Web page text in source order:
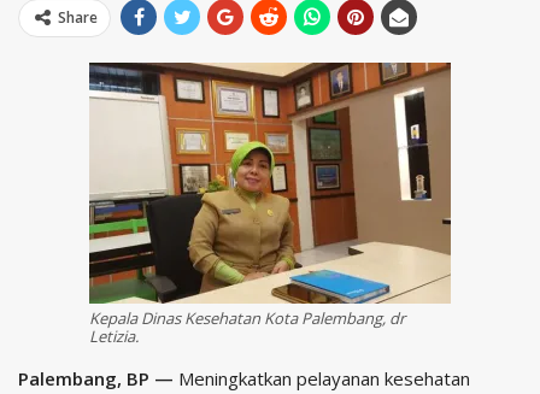
Share
Kepala Dinas Kesehatan Kota Palembang, dr
Letizia.
Palembang, BP — Meningkatkan pelayanan kesehatan